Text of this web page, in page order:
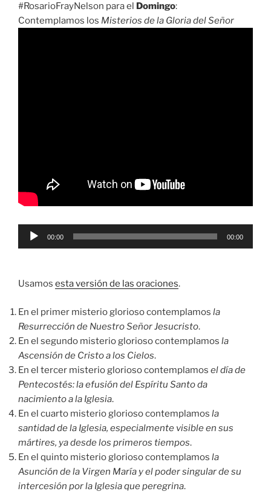
#RosarioFrayNelson para el Domingo:
Contemplamos los Misterios de la Gloria del Señor
Reproductor
00:00 00:00
Usamos esta versión de las oraciones.
En el primer misterio glorioso contemplamos la
Resurrección de Nuestro Señor Jesucristo.
En el segundo misterio glorioso contemplamos la
Ascensión de Cristo a los Cielos.
En el tercer misterio glorioso contemplamos el día de
Pentecostés: la efusión del Espíritu Santo da
nacimiento a la Iglesia.
En el cuarto misterio glorioso contemplamos la
santidad de la Iglesia, especialmente visible en sus
mártires, ya desde los primeros tiempos.
En el quinto misterio glorioso contemplamos la
Asunción de la Virgen María y el poder singular de su
intercesión por la Iglesia que peregrina.